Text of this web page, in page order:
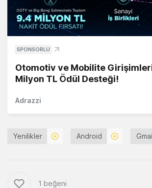
SPONSORLU
Otomotiv ve Mobilite
Milyon TL Ödül Desteği!
Adrazzi
Yenilikler Android
1 beğeni